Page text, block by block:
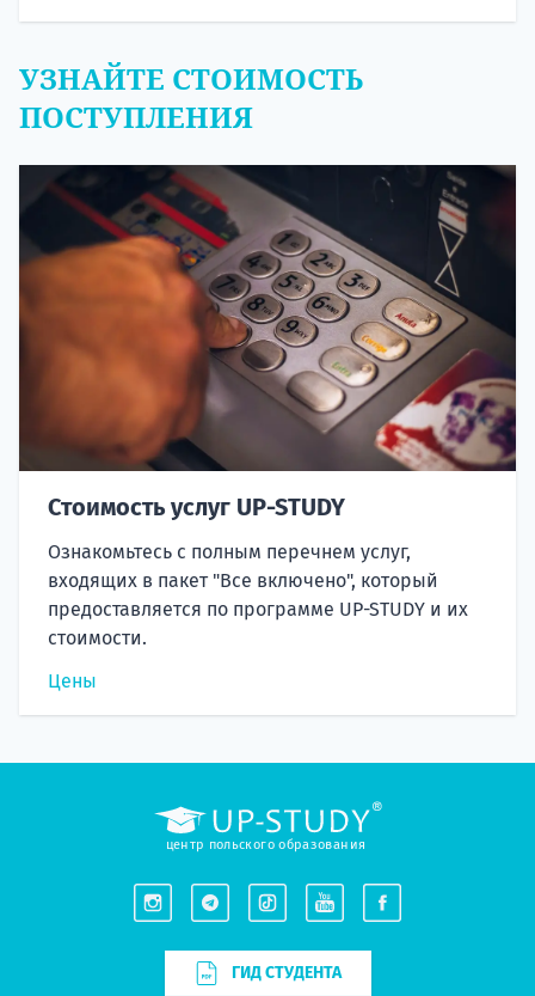
УЗНАЙТЕ СТОИМОСТЬ
ПОСТУПЛЕНИЯ
Стоимость услуг UP-STUDY
Ознакомьтесь с полным перечнем услуг,
входящих в пакет "Все включено", который
предоставляется по программе UP-STUDY и их
стоимости.
Цены
центр польского образования
ГИД СТУДЕНТА